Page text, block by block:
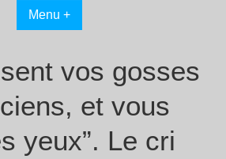
Menu +
vos gosses
et vous
yeux”. Le cri